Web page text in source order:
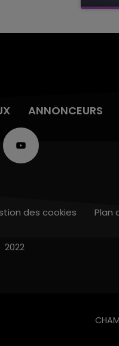
avec
ANNONCEURS
des cookies Plan
2022